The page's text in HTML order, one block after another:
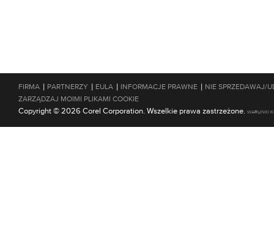
FIRMA | PARTNERZY | EULA | INFORMACJE PRAWNE | NIE SPRZEDAWAJ/
ZARZĄDZAJ MOIMI PLIKAMI COOKIE
Copyright © 2026 Corel Corporation. Wszelkie prawa zastrzeżone. WARUNKI